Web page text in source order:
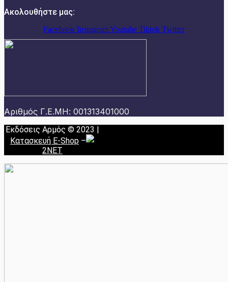
Ακολουθήστε μας:
Facebook InstagramYoutube Tiktok Twitter
Αριθμός Γ.Ε.ΜΗ: 001313401000
Εκδόσεις Αρμός © 2023 |
Κατασκευή E-Shop –
2NET